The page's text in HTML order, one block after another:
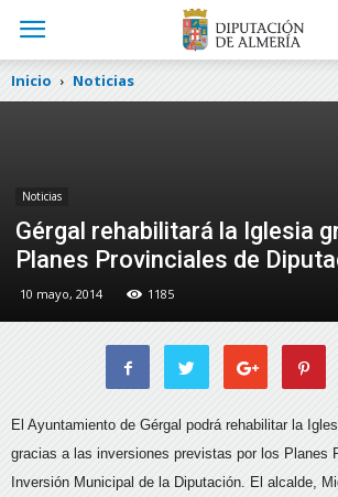
Inicio Noticias
Noticias
Gérgal rehabilitará la Iglesia
Planes Provinciales de
10 mayo, 2014 1185
El Ayuntamiento de Gérgal podrá rehabilitar la
gracias a las inversiones previstas por los Planes
Inversión Municipal de la Diputación. El alcalde,